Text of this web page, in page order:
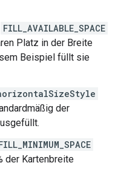
FILL_AVAILABLE_SPACE
Platz in der Breite
Beispiel füllt sie
der
der Kartenbreite